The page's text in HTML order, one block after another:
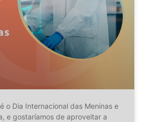
o Dia Internacional das Meninas e
e gostaríamos de aproveitar a